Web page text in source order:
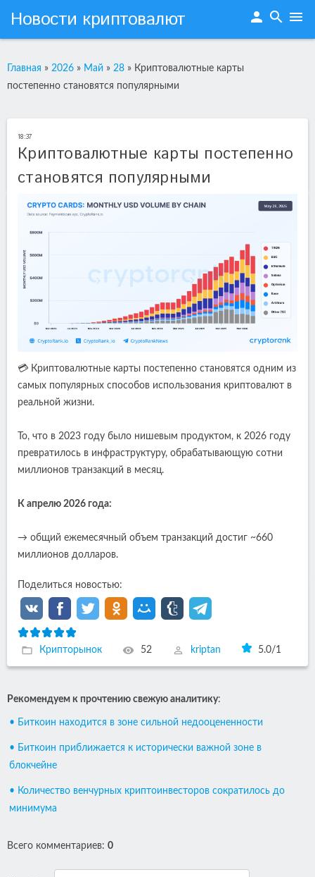
Новости криптовалют person search menu
Главная » 2026 » Май » 28 » Криптовалютные карты
постепенно становятся популярными
18:37
Криптовалютные карты постепенно
становятся популярными
💳 Криптовалютные карты постепенно становятся одним из
самых популярных способов использования криптовалют в
реальной жизни.
То, что в 2023 году было нишевым продуктом, к 2026 году
превратилось в инфраструктуру, обрабатывающую сотни
миллионов транзакций в месяц.
К апрелю 2026 года:
→ общий ежемесячный объем транзакций достиг ~660
миллионов долларов.
Поделиться новостью:
Крипторынок 52 kriptan 5.0/1
Рекомендуем к прочтению свежую аналитику:
• Биткоин находится в зоне сильной недооцененности
• Биткоин приближается к исторически важной зоне в
блокчейне
• Количество венчурных криптоинвесторов сократилось до
минимума
Всего комментариев: 0